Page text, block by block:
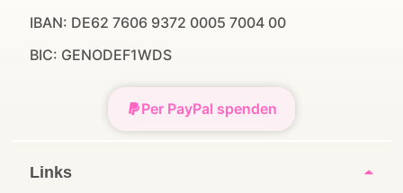
Per PayPal spenden
IBAN: DE62 7606 9372 0005 7004 00
BIC: GENODEF1WDS
Links